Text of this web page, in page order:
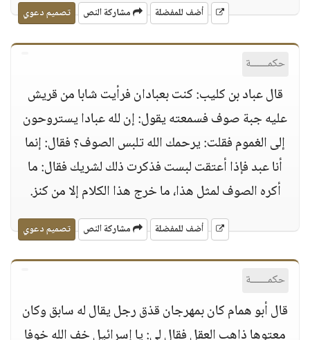
أضف للمفضلة مشاركة النص تصميم دعوي
حكمــــــة
قال عباد بن كليب: كنت بعبادان فرأيت شابا من قريش
عليه جبة صوف فسمعته يقول: إن لله عبادا يستروحون
إلى الغموم فقلت: يرحمك الله تلبس الصوف؟ فقال: إنما
أنا عبد فإذا أعتقت لبست فذكرت ذلك لشريك فقال: ما
أكره الصوف لمثل هذا، ما خرج هذا الكلام إلا من كنز.
أضف للمفضلة مشاركة النص تصميم دعوي
حكمــــــة
قال أبو همام كان بمهرجان قذق رجل يقال له سابق وكان